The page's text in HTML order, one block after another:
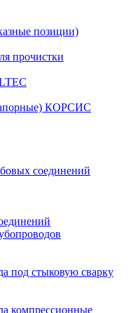
позиции)
прочистки
КОРСИС
соединений
под стыковую сварку
компрессионные